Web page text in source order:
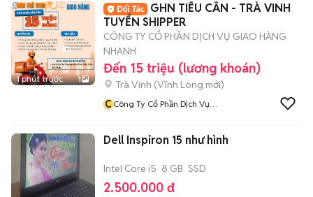
1 phút trước 1
GHN TIỂU CẦN - TRÀ VINH
TUYỂN SHIPPER
CÔNG TY CỔ PHẦN DỊCH VỤ GIAO HÀNG
NHANH
Đến 15 triệu (lương khoán)
Trà Vinh (Vĩnh Long mới)
CCông Ty Cổ Phần Dịch Vụ
Dell Inspiron 15 như hình
Intel Core i5 8 GB SSD
2.500.000 đ